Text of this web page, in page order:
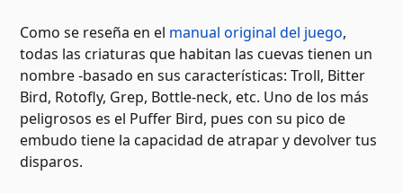
Como se reseña en el manual original del juego,
todas las criaturas que habitan las cuevas tienen un
nombre -basado en sus características: Troll, Bitter
Bird, Rotofly, Grep, Bottle-neck, etc. Uno de los más
peligrosos es el Puffer Bird, pues con su pico de
embudo tiene la capacidad de atrapar y devolver tus
disparos.